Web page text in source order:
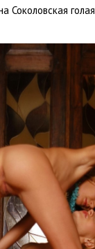
Соколовская голая